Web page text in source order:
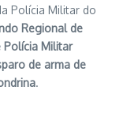
Polícia Militar do
Regional de
Polícia Militar
de arma de
.